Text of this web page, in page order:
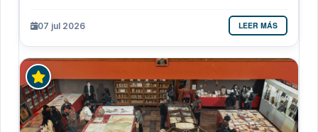
07 jul 2026 LEER MÁS